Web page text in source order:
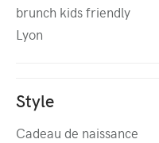
brunch kids friendly
Lyon
Style
Cadeau de naissance